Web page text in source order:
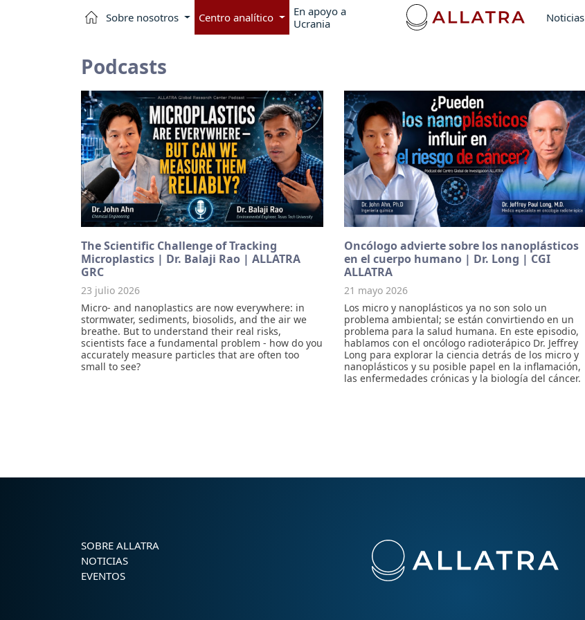
Sobre nosotros Centro analítico
En apoyo a
Ucrania
Noticias
Podcasts
The Scientific Challenge of Tracking
Microplastics | Dr. Balaji Rao | ALLATRA
GRC
23 julio 2026
Micro- and nanoplastics are now everywhere: in
stormwater, sediments, biosolids, and the air we
breathe. But to understand their real risks,
scientists face a fundamental problem - how do you
accurately measure particles that are often too
small to see?
Oncólogo advierte sobre los nanoplásticos
en el cuerpo humano | Dr. Long | CGI
ALLATRA
21 mayo 2026
Los micro y nanoplásticos ya no son solo un
problema ambiental; se están convirtiendo en un
problema para la salud humana. En este episodio,
hablamos con el oncólogo radioterápico Dr. Jeffrey
Long para explorar la ciencia detrás de los micro y
nanoplásticos y su posible papel en la inflamación,
las enfermedades crónicas y la biología del cáncer.
SOBRE ALLATRA
NOTICIAS
EVENTOS